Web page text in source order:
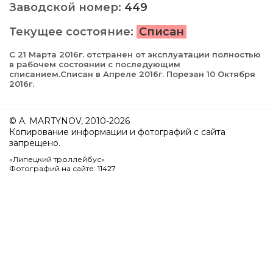
Заводской номер: 449
Текущее состояние: Списан
С 21 Марта 2016г. отстранен от эксплуатации полностью
в рабочем состоянии с последующим
списанием.Списан в Апреле 2016г. Порезан 10 Октября
2016г.
© A. MARTYNOV, 2010-2026
Копирование информации и фотографий с сайта
запрещено.
«Липецкий троллейбус»
Фотографий на сайте: 11427